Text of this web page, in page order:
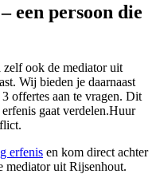
een persoon die
ook de mediator uit
Wij bieden je daarnaast
offertes aan te vragen. Dit
gaat verdelen.Huur
erfenis en kom direct achter
mediator uit Rijsenhout.